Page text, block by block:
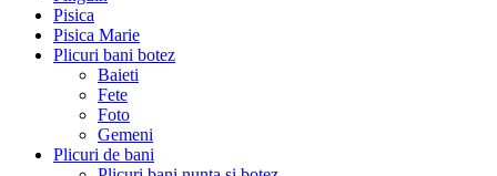
Pisica
Pisica Marie
Plicuri bani botez
Baieti
Fete
Foto
Gemeni
Plicuri de bani